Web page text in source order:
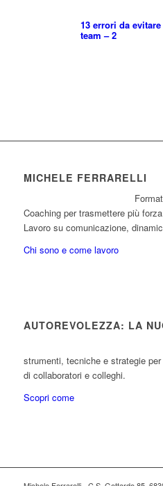
13 errori da
team – 2
MICHELE FERRARELLI
Coaching per trasmettere più
Lavoro su comunicazione,
Chi sono e come lavoro
AUTOREVOLEZZA: LA
strumenti, tecniche e strategie
di collaboratori e colleghi.
Scopri come